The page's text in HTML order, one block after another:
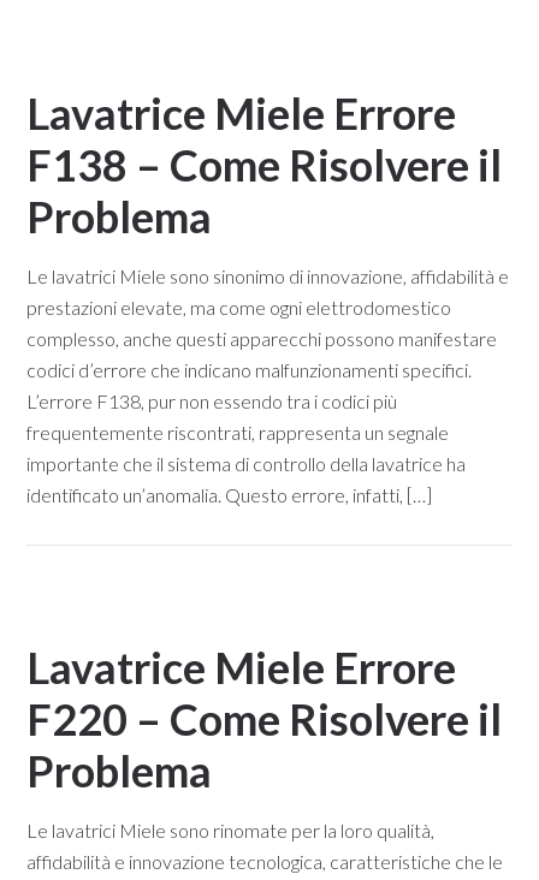
Lavatrice Miele Errore
F138 – Come Risolvere il
Problema​
Le lavatrici Miele sono sinonimo di innovazione, affidabilità e
prestazioni elevate, ma come ogni elettrodomestico
complesso, anche questi apparecchi possono manifestare
codici d’errore che indicano malfunzionamenti specifici.
L’errore F138, pur non essendo tra i codici più
frequentemente riscontrati, rappresenta un segnale
importante che il sistema di controllo della lavatrice ha
identificato un’anomalia. Questo errore, infatti, […]
Lavatrice Miele Errore
F220 – Come Risolvere il
Problema​
Le lavatrici Miele sono rinomate per la loro qualità,
affidabilità e innovazione tecnologica, caratteristiche che le